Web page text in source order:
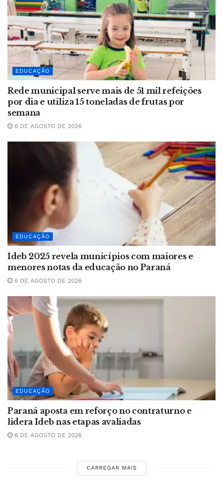
EDUCAÇÃO
Rede municipal serve mais de 51 mil refeições
por dia e utiliza 15 toneladas de frutas por
semana
6 DE AGOSTO DE 2026
EDUCAÇÃO
Ideb 2025 revela municípios com maiores e
menores notas da educação no Paraná
6 DE AGOSTO DE 2026
EDUCAÇÃO
Paraná aposta em reforço no contraturno e
lidera Ideb nas etapas avaliadas
6 DE AGOSTO DE 2026
CARREGAR MAIS